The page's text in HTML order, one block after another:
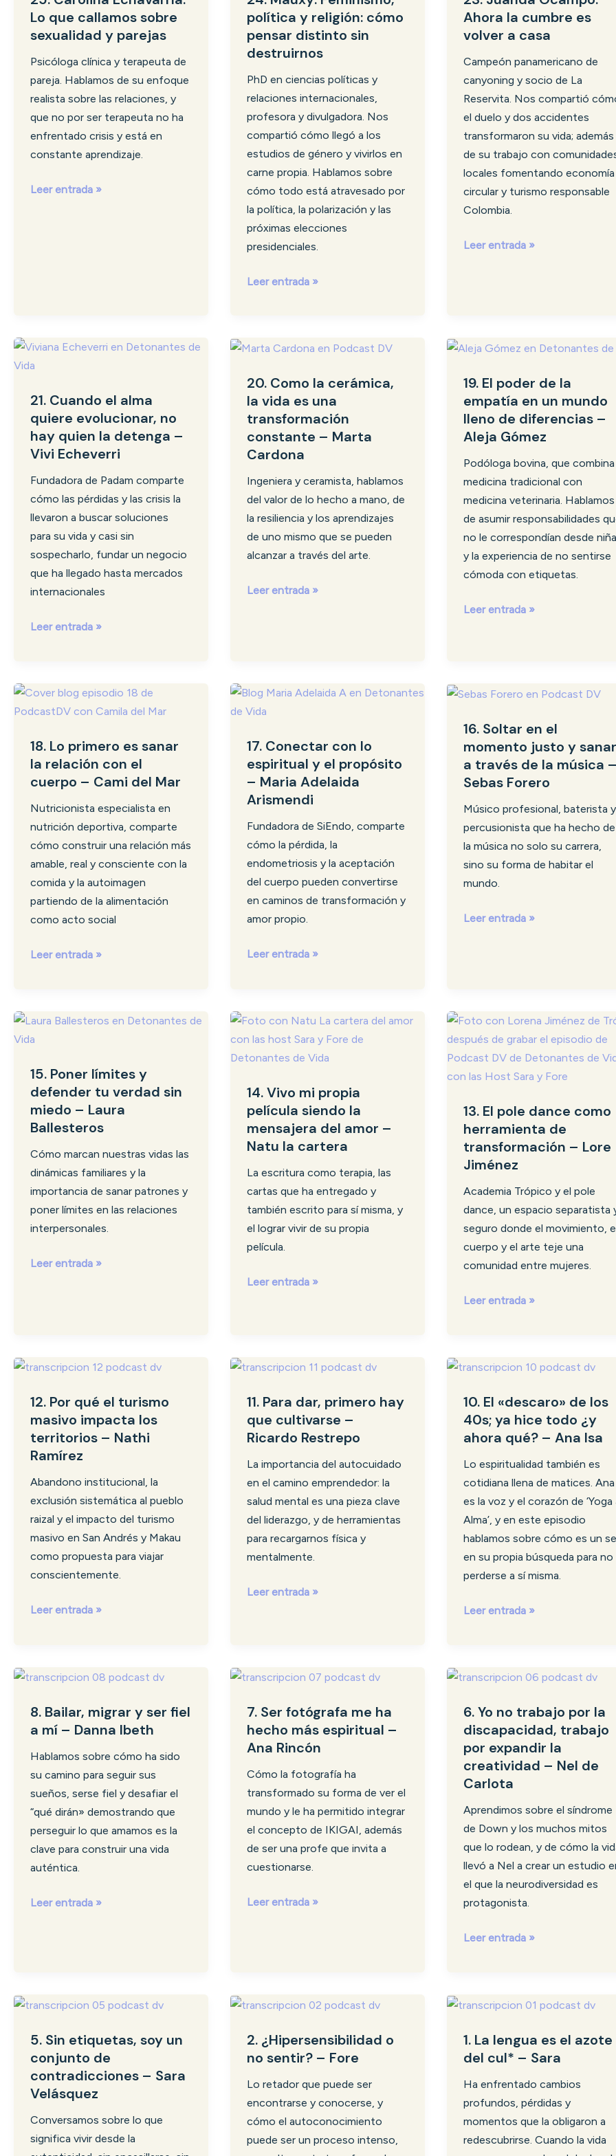
Lo que callamos sobre
sexualidad y parejas
Psicóloga clínica y terapeuta de
pareja. Hablamos de su enfoque
realista sobre las relaciones, y
que no por ser terapeuta no ha
enfrentado crisis y está en
constante aprendizaje.
Lo
que
callamos
sobre
sexualidad
parejas
Leer entrada »
política y religión: cómo
pensar distinto sin
destruirnos
PhD en ciencias políticas y
relaciones internacionales,
profesora y divulgadora. Nos
compartió cómo llegó a los
estudios de género y vivirlos en
carne propia. Hablamos sobre
cómo todo está atravesado por
la política, la polarización y las
próximas elecciones
presidenciales.
política
y
religión:
cómo
pensar
distinto
destruirnos
Leer entrada »
Ahora la cumbre es
volver a casa
Campeón panamericano de
canyoning y socio de La
Reservita. Nos compartió
el duelo y dos accidentes
transformaron su vida; además
de su trabajo con
locales fomentando economía
circular y turismo responsable
Colombia.
Ahora
la
cumbre
volver
casa
Leer entrada »
21. Cuando el alma
quiere evolucionar, no
hay quien la detenga –
Vivi Echeverri
Fundadora de Padam comparte
cómo las pérdidas y las crisis la
llevaron a buscar soluciones
para su vida y casi sin
sospecharlo, fundar un negocio
que ha llegado hasta mercados
internacionales
21.
Cuando
alma
quiere
evolucionar,
no
hay
quien
la
detenga
–
Vivi
Echeverri
Leer entrada »
20. Como la cerámica,
la vida es una
transformación
constante – Marta
Cardona
Ingeniera y ceramista, hablamos
del valor de lo hecho a mano, de
la resiliencia y los aprendizajes
de uno mismo que se pueden
alcanzar a través del arte.
20.
la
cerámica,
la
vida
es
una
transformación
constante
–
Marta
Leer entrada »
19. El poder de la
empatía en un mundo
lleno de diferencias –
Aleja Gómez
Podóloga bovina, que combina
medicina tradicional con
medicina veterinaria. Hablamos
de asumir responsabilidades
no le correspondían desde niña
y la experiencia de no sentirse
cómoda con etiquetas.
19.
poder
de
la
empatía
en
mundo
lleno
diferencias
Gómez
Leer entrada »
18. Lo primero es sanar
la relación con el
cuerpo – Cami del Mar
Nutricionista especialista en
nutrición deportiva, comparte
cómo construir una relación más
amable, real y consciente con la
comida y la autoimagen
partiendo de la alimentación
como acto social
18.
Lo
es
sanar
la
relación
con
el
cuerpo
–
Cami
del
Leer entrada »
17. Conectar con lo
espiritual y el propósito
– Maria Adelaida
Arismendi
Fundadora de SiEndo, comparte
cómo la pérdida, la
endometriosis y la aceptación
del cuerpo pueden convertirse
en caminos de transformación y
amor propio.
17.
Conectar
lo
espiritual
y
el
propósito
–
Maria
Adelaida
Arismendi
Leer entrada »
16. Soltar en el
momento justo y sanar
a través de la música
Sebas Forero
Músico profesional, baterista y
percusionista que ha hecho de
la música no solo su carrera,
sino su forma de habitar el
mundo.
16.
en
el
momento
justo
y
a
través
música
Leer entrada »
15. Poner límites y
defender tu verdad sin
miedo – Laura
Ballesteros
Cómo marcan nuestras vidas las
dinámicas familiares y la
importancia de sanar patrones y
poner límites en las relaciones
interpersonales.
15.
Poner
y
defender
tu
verdad
sin
miedo
–
Laura
Ballesteros
Leer entrada »
14. Vivo mi propia
película siendo la
mensajera del amor –
Natu la cartera
La escritura como terapia, las
cartas que ha entregado y
también escrito para sí misma, y
el lograr vivir de su propia
película.
14.
Vivo
mi
película
siendo
la
mensajera
del
amor
–
Natu
la
Leer entrada »
13. El pole dance como
herramienta de
transformación – Lore
Jiménez
Academia Trópico y el pole
dance, un espacio separatista
seguro donde el movimiento,
cuerpo y el arte teje una
comunidad entre mujeres.
13.
El
pole
dance
herramienta
de
transformación
–
Lore
Jiménez
Leer entrada »
12. Por qué el turismo
masivo impacta los
territorios – Nathi
Ramírez
Abandono institucional, la
exclusión sistemática al pueblo
raizal y el impacto del turismo
masivo en San Andrés y Makau
como propuesta para viajar
conscientemente.
12.
qué
el
turismo
masivo
impacta
territorios
Ramírez
Leer entrada »
11. Para dar, primero hay
que cultivarse –
Ricardo Restrepo
La importancia del autocuidado
en el camino emprendedor: la
salud mental es una pieza clave
del liderazgo, y de herramientas
para recargarnos física y
mentalmente.
11.
dar,
primero
hay
que
cultivarse
Ricardo
Leer entrada »
10. El «descaro» de los
40s; ya hice todo ¿y
ahora qué? – Ana Isa
Lo espiritualidad también es
cotidiana llena de matices. Ana
es la voz y el corazón de ‘Yoga
Alma’, y en este episodio
hablamos sobre cómo es un
en su propia búsqueda para no
perderse a sí misma.
10.
«descaro»
de
los
40s;
hice
todo
¿y
qué?
Ana
Leer entrada »
8. Bailar, migrar y ser fiel
a mí – Danna Ibeth
Hablamos sobre cómo ha sido
su camino para seguir sus
sueños, serse fiel y desafiar el
“qué dirán» demostrando que
perseguir lo que amamos es la
clave para construir una vida
auténtica.
8.
migrar
y
ser
mí
Danna
Ibeth
Leer entrada »
7. Ser fotógrafa me ha
hecho más espiritual –
Ana Rincón
Cómo la fotografía ha
transformado su forma de ver el
mundo y le ha permitido integrar
el concepto de IKIGAI, además
de ser una profe que invita a
cuestionarse.
7.
fotógrafa
me
ha
hecho
más
espiritual
Ana
Rincón
Leer entrada »
6. Yo no trabajo por la
discapacidad, trabajo
por expandir la
creatividad – Nel de
Carlota
Aprendimos sobre el síndrome
de Down y los muchos mitos
que lo rodean, y de cómo la
llevó a Nel a crear un estudio
el que la neurodiversidad es
protagonista.
6.
no
trabajo
por
la
discapacidad,
trabajo
por
expandir
la
creatividad
–
de
Leer entrada »
5. Sin etiquetas, soy un
conjunto de
contradicciones – Sara
Velásquez
Conversamos sobre lo que
significa vivir desde la
5.
etiquetas,
soy
un
conjunto
de
contradicciones
2. ¿Hipersensibilidad o
no sentir? – Fore
Lo retador que puede ser
encontrarse y conocerse, y
cómo el autoconocimiento
puede ser un proceso intenso,
2.
o
no
sentir?
Fore
1. La lengua es el azote
del cul* – Sara
Ha enfrentado cambios
profundos, pérdidas y
momentos que la obligaron a
redescubrirse. Cuando la vida
1.
lengua
es
el
azote
cul*